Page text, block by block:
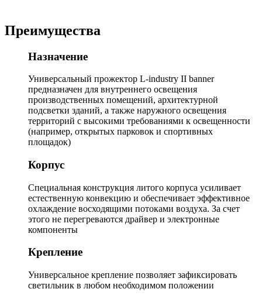
Преимущества
Назначение
Универсальный прожектор L-industry II banner
предназначен для внутреннего освещения
производственных помещений, архитектурной
подсветки зданий, а также наружного освещения
территорий с высокими требованиями к освещенности
(например, открытых парковок и спортивных
площадок)
Корпус
Специальная конструкция литого корпуса усиливает
естественную конвекцию и обеспечивает эффективное
охлаждение восходящими потоками воздуха. За счет
этого не перегреваются драйвер и электронные
компоненты
Крепление
Универсальное крепление позволяет зафиксировать
светильник в любом необходимом положении